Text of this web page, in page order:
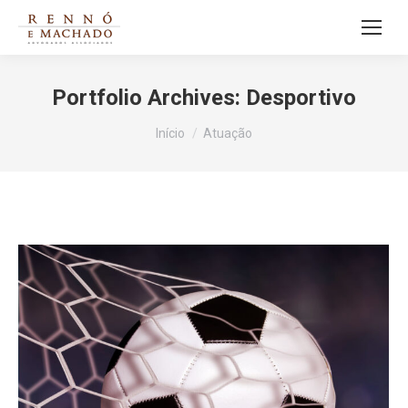
Portfolio Archives: Desportivo
Você está aqui:
Início Atuação